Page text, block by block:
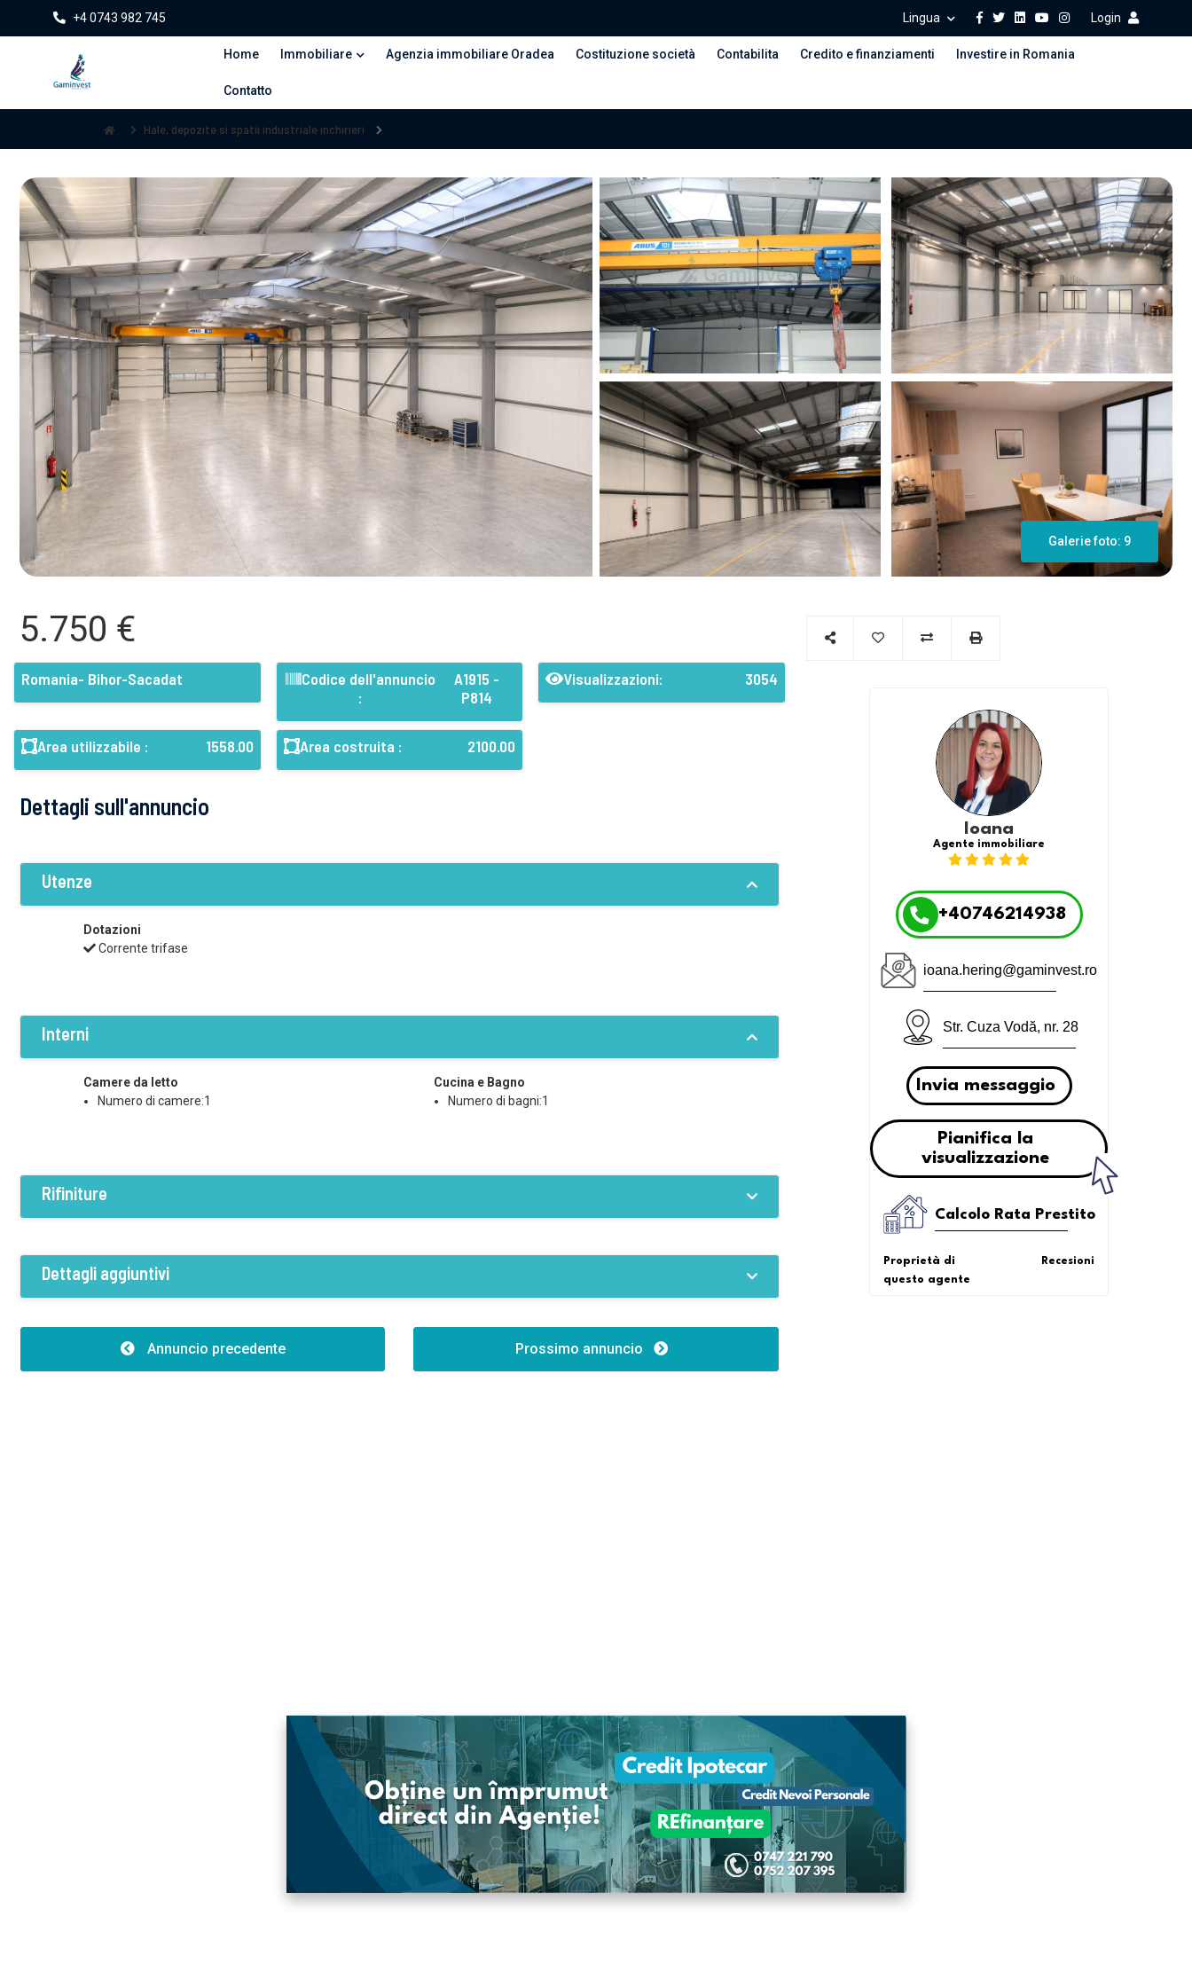
+4 0743 982 745 Lingua Login
Home Immobiliare Agenzia immobiliare Oradea Costituzione società Contabilita Credito e finanziamenti Investire in Romania
Contatto
Hale, depozite si spatii industriale inchirieri
Galerie foto: 9
5.750 €
Romania- Bihor-Sacadat
Codice dell'annuncio
:
A1915 -
P814
Visualizzazioni: 3054
Area utilizzabile : 1558.00 Area costruita : 2100.00
Dettagli sull'annuncio
Utenze
Dotazioni
Corrente trifase
Interni
Camere da letto
Numero di camere:1
Cucina e Bagno
Numero di bagni:1
Rifiniture
Dettagli aggiuntivi
Altezza:7.00
Tipo di edificio:8
Annuncio precedente Prossimo annuncio
Ioana
Agente immobiliare
+40746214938
ioana.hering@gaminvest.ro
Str. Cuza Vodă, nr. 28
Invia messaggio
Pianifica la
visualizzazione
Calcolo Rata Prestito
Proprietà di
questo agente
Recesioni